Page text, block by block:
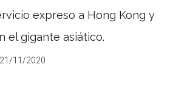
expreso a Hong Kong y
el gigante asiático.
21/11/2020